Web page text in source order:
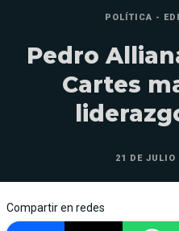
POLÍTICA -
Pedro
Cartes
21 DE JULIO
Compartir en redes